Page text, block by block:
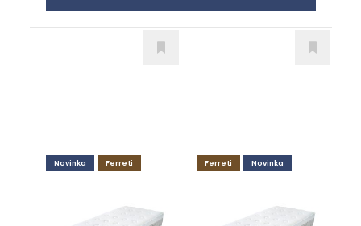
Novinka Ferreti Ferreti Novinka